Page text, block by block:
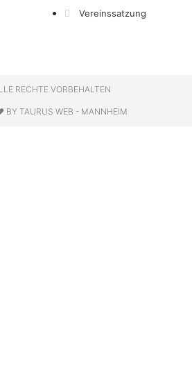
Vereinssatzung
RECHTE VORBEHALTEN
BY TAURUS WEB - MANNHEIM